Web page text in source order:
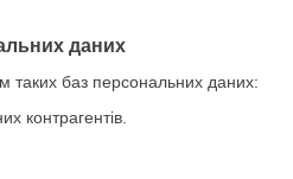
даних
таких баз персональних даних:
контрагентів.